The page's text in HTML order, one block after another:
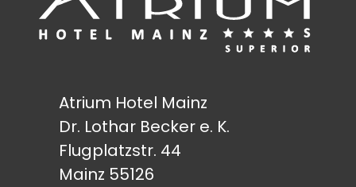
Atrium Hotel Mainz
Dr. Lothar Becker e. K.
Flugplatzstr. 44
Mainz 55126